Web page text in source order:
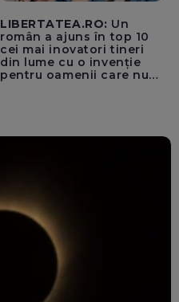
LIBERTATEA.RO: Un
român a ajuns în top 10
cei mai inovatori tineri
din lume cu o invenție
pentru oamenii care nu